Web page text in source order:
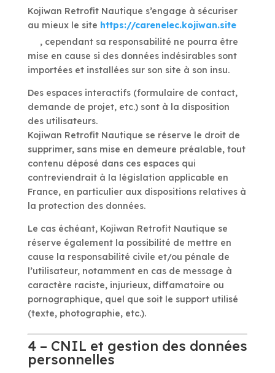
Kojiwan Retrofit Nautique s’engage à sécuriser
au mieux le site https://carenelec.kojiwan.site
, cependant sa responsabilité ne pourra être
mise en cause si des données indésirables sont
importées et installées sur son site à son insu.
Des espaces interactifs (formulaire de contact,
demande de projet, etc.) sont à la disposition
des utilisateurs.
Kojiwan Retrofit Nautique se réserve le droit de
supprimer, sans mise en demeure préalable, tout
contenu déposé dans ces espaces qui
contreviendrait à la législation applicable en
France, en particulier aux dispositions relatives à
la protection des données.
Le cas échéant, Kojiwan Retrofit Nautique se
réserve également la possibilité de mettre en
cause la responsabilité civile et/ou pénale de
l’utilisateur, notamment en cas de message à
caractère raciste, injurieux, diffamatoire ou
pornographique, quel que soit le support utilisé
(texte, photographie, etc.).
4 – CNIL et gestion des données
personnelles